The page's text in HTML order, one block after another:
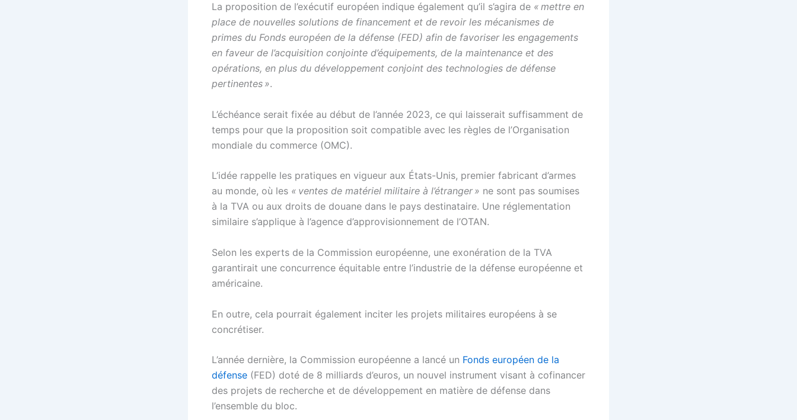
La proposition de l’exécutif européen indique également qu’il s’agira de « mettre en
place de nouvelles solutions de financement et de revoir les mécanismes de
primes du Fonds européen de la défense (FED) afin de favoriser les engagements
en faveur de l’acquisition conjointe d’équipements, de la maintenance et des
opérations, en plus du développement conjoint des technologies de défense
pertinentes ».
L’échéance serait fixée au début de l’année 2023, ce qui laisserait suffisamment de
temps pour que la proposition soit compatible avec les règles de l’Organisation
mondiale du commerce (OMC).
L’idée rappelle les pratiques en vigueur aux États-Unis, premier fabricant d’armes
au monde, où les « ventes de matériel militaire à l’étranger » ne sont pas soumises
à la TVA ou aux droits de douane dans le pays destinataire. Une réglementation
similaire s’applique à l’agence d’approvisionnement de l’OTAN.
Selon les experts de la Commission européenne, une exonération de la TVA
garantirait une concurrence équitable entre l’industrie de la défense européenne et
américaine.
En outre, cela pourrait également inciter les projets militaires européens à se
concrétiser.
L’année dernière, la Commission européenne a lancé un Fonds européen de la
défense (FED) doté de 8 milliards d’euros, un nouvel instrument visant à cofinancer
des projets de recherche et de développement en matière de défense dans
l’ensemble du bloc.